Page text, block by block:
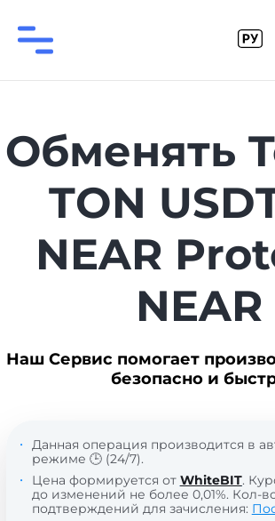
Обменять
TON
NEAR
NEAR
Наш Сервис помогает
безопасно и
Данная операция производится в
режиме 🕒 (24/7).
Цена формируется от WhiteBIT.
до изменений не более 0,01%. Кол-
подтверждений для зачисления: